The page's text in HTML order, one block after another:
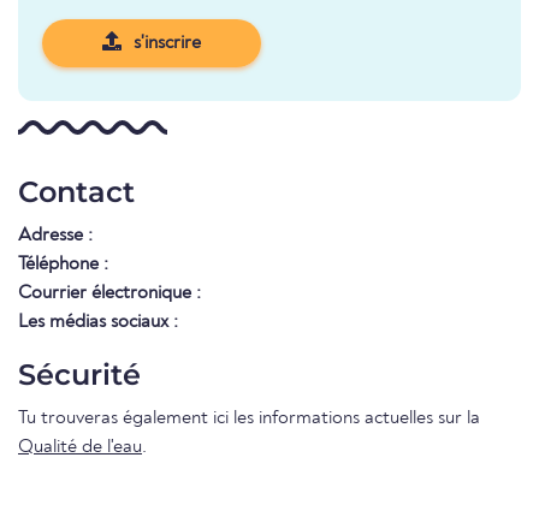
s'inscrire
Contact
Adresse :
Téléphone :
Courrier électronique :
Les médias sociaux :
Sécurité
Tu trouveras également ici les informations actuelles sur la
Qualité de l'eau.